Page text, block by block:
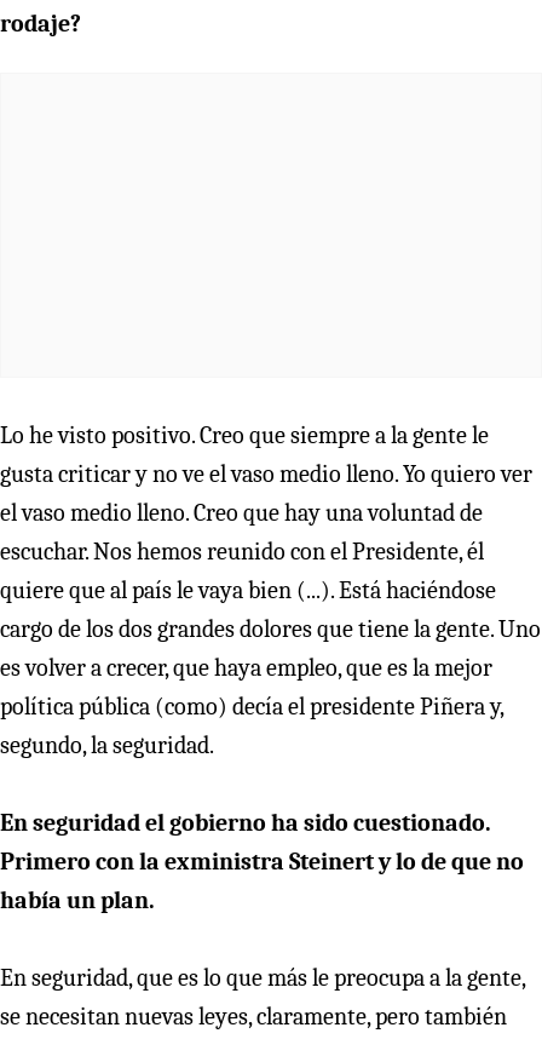
rodaje?
Lo he visto positivo. Creo que siempre a la gente le
gusta criticar y no ve el vaso medio lleno. Yo quiero ver
el vaso medio lleno. Creo que hay una voluntad de
escuchar. Nos hemos reunido con el Presidente, él
quiere que al país le vaya bien (...). Está haciéndose
cargo de los dos grandes dolores que tiene la gente. Uno
es volver a crecer, que haya empleo, que es la mejor
política pública (como) decía el presidente Piñera y,
segundo, la seguridad.
En seguridad el gobierno ha sido cuestionado.
Primero con la exministra Steinert y lo de que no
había un plan.
En seguridad, que es lo que más le preocupa a la gente,
se necesitan nuevas leyes, claramente, pero también